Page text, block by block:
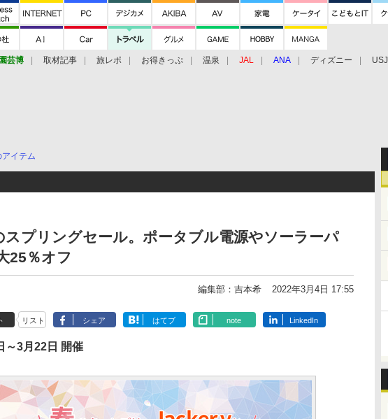
園芸博 取材記事 旅レポ お得きっぷ 温泉 JAL ANA ディズニー USJ
アイテム
プリングセール。ポータブル電源やソーラーパ
25％オフ
編集部：吉本希 2022年3月4日 17:55
リスト シェア はてブ note LinkedIn
～3月22日 開催